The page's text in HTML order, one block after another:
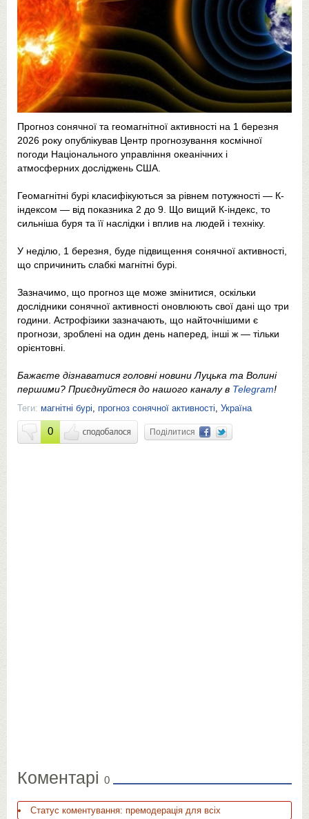
Прогноз сонячної та геомагнітної активності на 1 березня
2026 року опублікував Центр прогнозування космічної
погоди Національного управління океанічних і
атмосферних досліджень США.
Геомагнітні бурі класифікуються за рівнем потужності — К-
індексом — від показника 2 до 9. Що вищий К-індекс, то
сильніша буря та її наслідки і вплив на людей і техніку.
У неділю, 1 березня, буде підвищення сонячної активності,
що спричинить слабкі магнітні бурі.
Зазначимо, що прогноз ще може змінитися, оскільки
дослідники сонячної активності оновлюють свої дані що три
години. Астрофізики зазначають, що найточнішими є
прогнози, зроблені на один день наперед, інші ж — тільки
орієнтовні.
Бажаєте дізнаватися головні новини Луцька та Волині
першими? Приєднуйтеся до нашого каналу в Telegram!
Теги: магнітні бурі прогноз сонячної активності Україна
0 Поділитися
Коментарі 0
Статус коментування: премодерація для всіх